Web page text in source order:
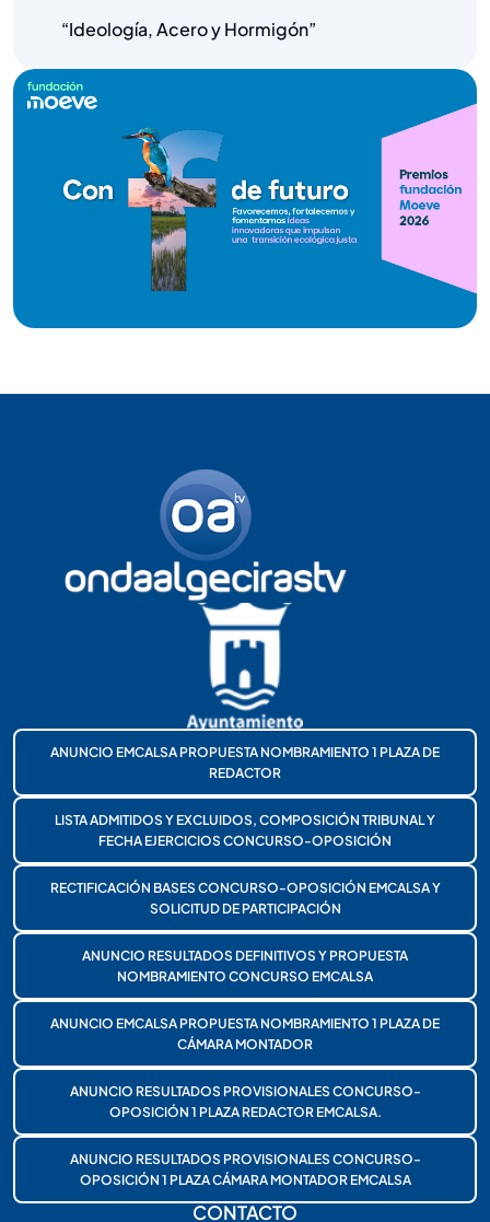
“Ideología, Acero y Hormigón”
ANUNCIO EMCALSA PROPUESTA NOMBRAMIENTO 1 PLAZA DE
REDACTOR
LISTA ADMITIDOS Y EXCLUIDOS, COMPOSICIÓN TRIBUNAL Y
FECHA EJERCICIOS CONCURSO-OPOSICIÓN
RECTIFICACIÓN BASES CONCURSO-OPOSICIÓN EMCALSA Y
SOLICITUD DE PARTICIPACIÓN
ANUNCIO RESULTADOS DEFINITIVOS Y PROPUESTA
NOMBRAMIENTO CONCURSO EMCALSA
ANUNCIO EMCALSA PROPUESTA NOMBRAMIENTO 1 PLAZA DE
CÁMARA MONTADOR
ANUNCIO RESULTADOS PROVISIONALES CONCURSO-
OPOSICIÓN 1 PLAZA REDACTOR EMCALSA.
ANUNCIO RESULTADOS PROVISIONALES CONCURSO-
OPOSICIÓN 1 PLAZA CÁMARA MONTADOR EMCALSA
CONTACTO